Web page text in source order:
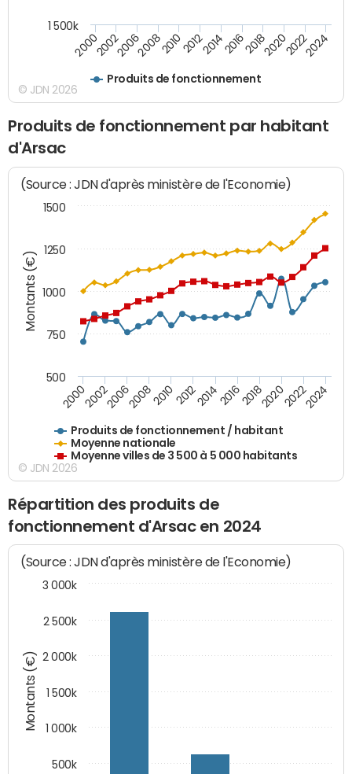
Produits de fonctionnement
200020022006200820102012201420162018202020222024
1 500k
© JDN 2026
Produits de fonctionnement par habitant
d'Arsac
Montants (€)
(Source : JDN d'après ministère de l'Economie)
Produits de fonctionnement / habitant
Moyenne nationale
Moyenne villes de 3 500 à 5 000 habitants
200020022006200820102012201420162018202020222024
500
750
1000
1250
1500
© JDN 2026
Répartition des produits de
fonctionnement d'Arsac en 2024
Montants (€)
(Source : JDN d'après ministère de l'Economie)
500k
1 000k
1 500k
2 000k
2 500k
3 000k